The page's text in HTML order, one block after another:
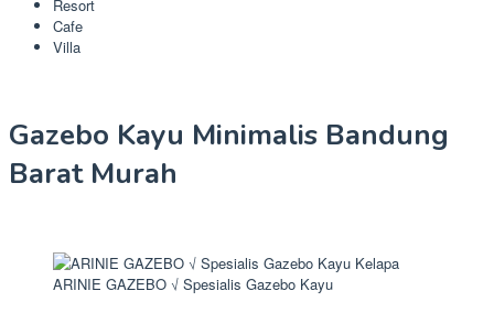
Resort
Cafe
Villa
Gazebo Kayu Minimalis Bandung
Barat Murah
ARINIE GAZEBO √ Spesialis Gazebo Kayu